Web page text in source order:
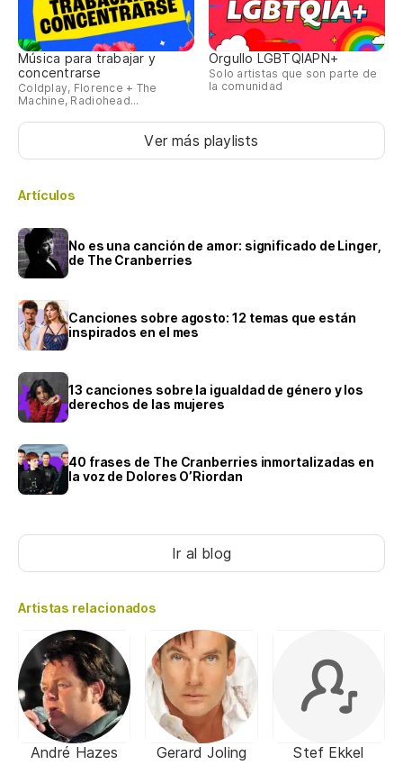
Música para trabajar y
concentrarse
Coldplay, Florence + The
Machine, Radiohead...
Orgullo LGBTQIAPN+
Solo artistas que son parte de
la comunidad
Ver más playlists
Artículos
No es una canción de amor: significado de Linger,
de The Cranberries
Canciones sobre agosto: 12 temas que están
inspirados en el mes
13 canciones sobre la igualdad de género y los
derechos de las mujeres
40 frases de The Cranberries inmortalizadas en
la voz de Dolores O’Riordan
Ir al blog
Artistas relacionados
André Hazes Gerard Joling Stef Ekkel